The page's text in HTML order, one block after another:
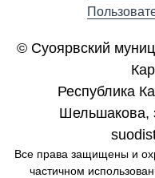
© Суоярвский
Республика
Шельшакова,
Все права защищены и
частичном